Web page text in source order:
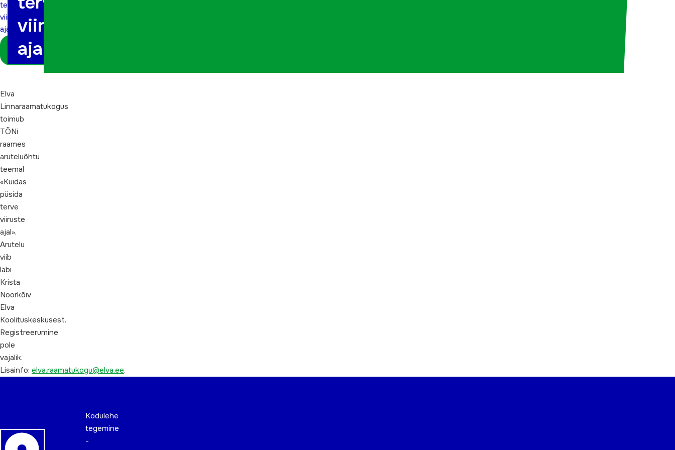
terve
viiruste
ajal»
Logi sisse
koordinaatorina
viiruste
ajal»
Elva
Linnaraamatukogus
toimub
TÕNi
raames
aruteluõhtu
teemal
«Kuidas
püsida
terve
viiruste
ajal».
Arutelu
viib
läbi
Krista
Noorkõiv
Elva
Koolituskeskusest.
Registreerumine
pole
vajalik.
Lisainfo: elva.raamatukogu@elva.ee.
Kodulehe
tegemine
-